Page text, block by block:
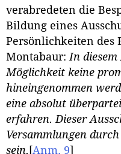
verabredeten die
Bildung eines
Persönlichkeiten des
Montabaur:In diesem
Möglichkeit keine
hineingenommen
eine absolut
erfahren. Dieser
Versammlungen
sein. [Anm. 9]